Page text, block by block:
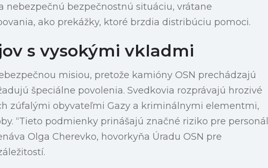
nebezpečnú bezpečnostnú situáciu, vrátane
ako prekážky, ktoré brzdia distribúciu pomoci.
s vysokými vkladmi
misiou, pretože kamióny OSN prechádzajú
špeciálne povolenia. Svedkovia rozprávajú hrozivé
zúfalými obyvateľmi Gazy a kriminálnymi elementmi,
“Tieto podmienky prinášajú značné riziko pre personál
Olga Cherevko, hovorkyňa Úradu OSN pre